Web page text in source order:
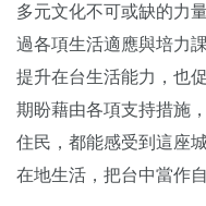
多元文化不可或缺的力
過各項生活適應與培力
提升在台生活能力，也
期盼藉由各項支持措施
住民，都能感受到這座
在地生活，把台中當作